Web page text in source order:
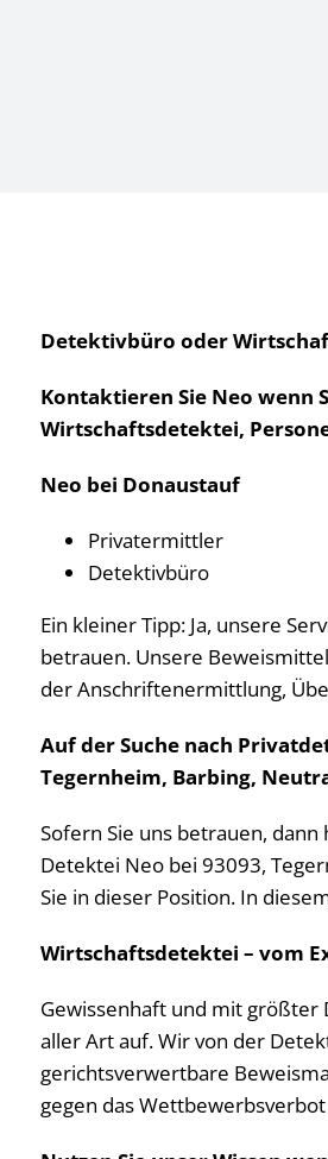
Detektivbüro oder
Kontaktieren Sie Neo wenn
Wirtschaftsdetektei,
Neo bei Donaustauf
Privatermittler
Detektivbüro
Ein kleiner Tipp: Ja, unsere
betrauen. Unsere
der Anschriftenermittlung,
Auf der Suche nach
Tegernheim, Barbing,
Sofern Sie uns betrauen,
Detektei Neo bei 93093,
Sie in dieser Position. In
Wirtschaftsdetektei – vom
Gewissenhaft und mit
aller Art auf. Wir von der
gerichtsverwertbare
gegen das